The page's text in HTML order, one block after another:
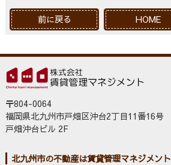
前に戻る HOME
〒804-0064
福岡県北九州市戸畑区沖台2丁目11番16号
戸畑沖台ビル 2F
北九州市の不動産は賃貸管理マネジメント